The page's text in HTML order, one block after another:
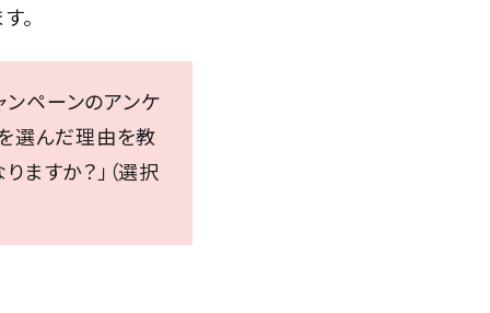
。
ペーンのアンケ
を選んだ理由を教
ますか？」（選択